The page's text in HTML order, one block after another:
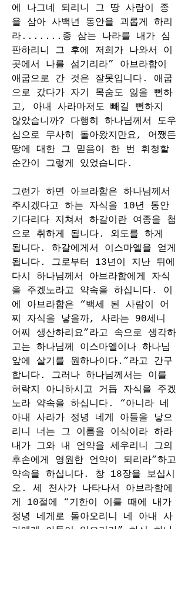
에 나그네 되리니 그 땅 사람이 종
을 삼아 사백년 동안을 괴롭게 하리
라.......종 삼는 나라를 내가 심
판하리니 그 후에 저희가 나와서 이
곳에서 나를 섬기리라” 아브라함이
애굽으로 간 것은 잘못입니다. 애굽
으로 갔다가 자기 목숨도 잃을 뻔하
고, 아내 사라마저도 빼길 뻔하지
않았습니까? 다행히 하나님께서 도우
심으로 무사히 돌아왔지만요, 어쨌든
땅에 대한 그 믿음이 한 번 휘청할
순간이 그렇게 있었습니다.
그런가 하면 아브라함은 하나님께서
주시겠다고 하는 자식을 10년 동안
기다리다 지쳐서 하갈이란 여종을 첩
으로 취하게 됩니다. 외도를 하게
됩니다. 하갈에게서 이스마엘을 얻게
됩니다. 그로부터 13년이 지난 뒤에
다시 하나님께서 아브라함에게 자식
을 주겠노라고 약속을 하십니다. 이
에 아브라함은 “백세 된 사람이 어
찌 자식을 낳을까, 사라는 90세니
어찌 생산하리요”라고 속으로 생각하
고는 하나님께 이스마엘이나 하나님
앞에 살기를 원하나이다.”라고 간구
합니다. 그러나 하나님께서는 이를
허락지 아니하시고 거듭 자식을 주겠
노라 약속을 하십니다. “아니라 네
아내 사라가 정녕 네게 아들을 낳으
리니 너는 그 이름을 이삭이라 하라
내가 그와 내 언약을 세우리니 그의
후손에게 영원한 언약이 되리라”하고
약속을 하십니다. 창 18장을 보십시
오. 세 천사가 나타나서 아브라함에
게 10절에 “기한이 이를 때에 내가
정녕 네게로 돌아오리니 네 아내 사
라에게 아들이 있으리라” 하신 하나